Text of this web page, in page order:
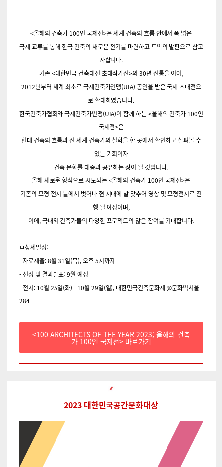
<올해의 건축가 100인 국제전>은 세계 건축의 흐름 안에서 폭 넓은
국제 교류를 통해 한국 건축의 새로운 전기를 마련하고 도약의 발판으로 삼고
자합니다.
기존 <대한민국 건축대전 초대작가전>의 30년 전통을 이어,
2012년부터 세계 최초로 국제건축가연맹(UIA) 공인을 받은 국제 초대전으
로 확대하였습니다.
한국건축가협회와 국제건축가연맹(UIA)이 함께 하는 <올해의 건축가 100인
국제전>은
현대 건축의 흐름과 전 세계 건축가의 철학을 한 곳에서 확인하고 살펴볼 수
있는 기회이자
건축 문화를 대중과 공유하는 장이 될 것입니다.
올해 새로운 형식으로 시도되는 <올해의 건축가 100인 국제전>은
기존의 모형 전시 틀에서 벗어나 현 시대에 발 맞추어 영상 및 모형전시로 진
행 될 예정이며,
이에, 국내외 건축가들의 다양한 프로젝트의 많은 참여를 기대합니다.
ㅁ상세일정:
- 자료제출: 8월 31일(목), 오후 5시까지
- 선정 및 결과발표: 9월 예정
- 전시: 10월 25일(화) - 10월 29일(일), 대한민국건축문화제 @문화역서울
284
<100 ARCHITECTS OF THE YEAR 2023; 올해의 건축
가 100인 국제전> 바로가기
2023 대한민국공간문화대상